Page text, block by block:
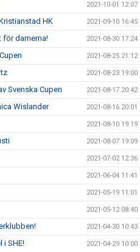
2021-10-01 12:07
HK 2021-09-10 16:45
för damerna! 2021-08-30 17:24
2021-08-25 21:12
2021-08-23 19:00
Svenska Cupen 2021-08-17 20:42
Wislander 2021-08-16 20:01
2021-08-10 19:19
2021-08-07 19:09
2021-07-02 12:36
2021-06-04 11:41
2021-05-19 11:01
2021-05-12 08:40
2021-04-30 10:43
i SHE! 2021-04-29 10:00